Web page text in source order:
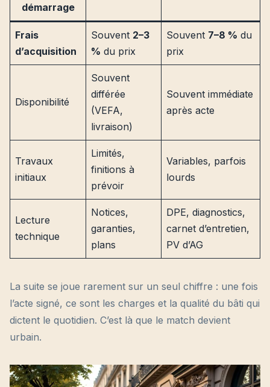
démarrage
Frais
d’acquisition
Souvent 2–3
% du prix
Souvent 7–8 % du
prix
Disponibilité
Souvent
différée
(VEFA,
livraison)
Souvent immédiate
après acte
Travaux
initiaux
Limités,
finitions à
prévoir
Variables, parfois
lourds
Lecture
technique
Notices,
garanties,
plans
DPE, diagnostics,
carnet d’entretien,
PV d’AG
La suite se joue rarement sur un seul chiffre : une fois
l’acte signé, ce sont les charges et la qualité du bâti qui
dictent le quotidien. C’est là que le match devient
urbain.